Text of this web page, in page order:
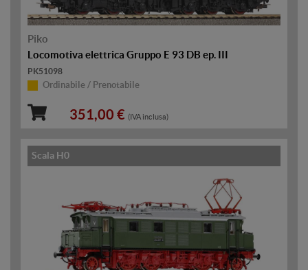
Piko
Locomotiva elettrica Gruppo E 93 DB ep. III
PK51098
Ordinabile / Prenotabile
351,00 € (IVA inclusa)
Scala H0